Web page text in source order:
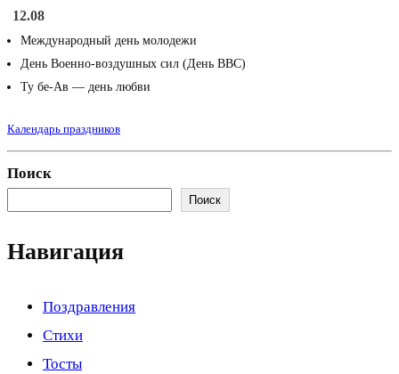
12.08
Международный день молодежи
День Военно-воздушных сил (День ВВС)
Ту бе-Ав — день любви
Календарь праздников
Поиск
Поиск
Навигация
Поздравления
Стихи
Тосты